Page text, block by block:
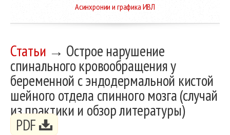
Асинхронии и графика ИВЛ
Статьи → Острое нарушение
спинального кровообращения у
беременной с эндодермальной кистой
шейного отдела спинного мозга (случай
из практики и обзор литературы)
PDF